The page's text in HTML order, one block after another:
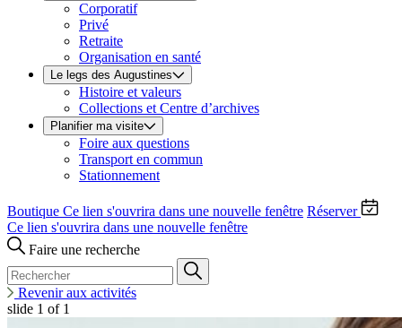
Corporatif
Privé
Retraite
Organisation en santé
Le legs des Augustines
Histoire et valeurs
Collections et Centre d’archives
Planifier ma visite
Foire aux questions
Transport en commun
Stationnement
Boutique Ce lien s'ouvrira dans une nouvelle fenêtre Réserver
Ce lien s'ouvrira dans une nouvelle fenêtre
Faire une recherche
Revenir aux activités
slide 1 of 1